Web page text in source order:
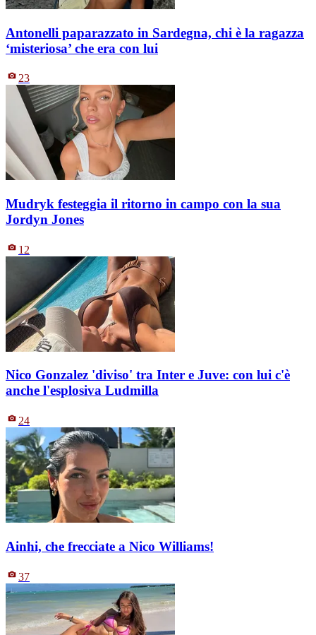
Antonelli paparazzato in Sardegna, chi è la ragazza
‘misteriosa’ che era con lui
23
Mudryk festeggia il ritorno in campo con la sua
Jordyn Jones
12
Nico Gonzalez 'diviso' tra Inter e Juve: con lui c'è
anche l'esplosiva Ludmilla
24
Ainhi, che frecciate a Nico Williams!
37